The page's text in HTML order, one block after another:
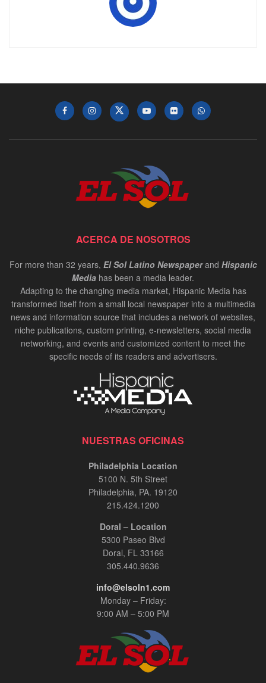
ACERCA DE NOSOTROS
For more than 32 years, El Sol Latino Newspaperand Hispanic
Media has been a media leader.
Adapting to the changing media market, Hispanic Media has
transformed itself from a small local newspaper into a multimedia
news and information source that includes a network of websites,
niche publications, custom printing, e-newsletters, social media
networking, and events and customized content to meet the
specific needs of its readers and advertisers.
NUESTRAS OFICINAS
Philadelphia Location
5100 N. 5th Street
Philadelphia, PA. 19120
215.424.1200
Doral – Location
5300 Paseo Blvd
Doral, FL 33166
305.440.9636
info@elsoln1.com
Monday – Friday:
9:00 AM – 5:00 PM